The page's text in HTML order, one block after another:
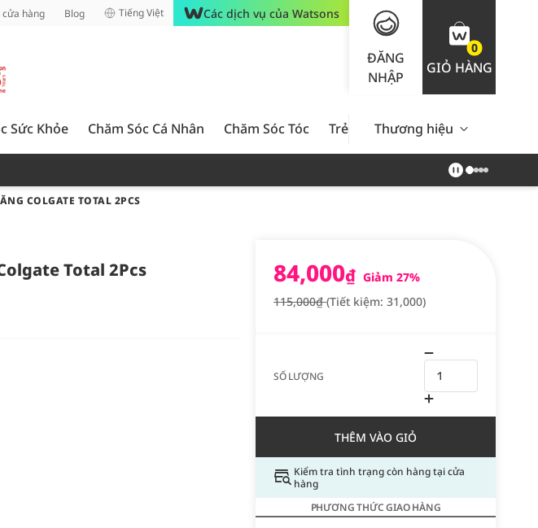
cửa hàng Blog Tiếng Việt Các dịch vụ của Watsons
ĐĂNG
NHẬP
0
GIỎ HÀNG
Sức Khỏe Chăm Sóc Cá Nhân Chăm Sóc Tóc Trẻ Em Nam Giới Chăm Sóc
Thương hiệu
COLGATE TOTAL 2PCS
Total 2Pcs
84,000₫ Giảm 27%
115,000₫(Tiết kiệm: 31,000)
SỐ LƯỢNG
THÊM VÀO GIỎ
Kiểm tra tình trạng còn hàng tại cửa
hàng
PHƯƠNG THỨC GIAO HÀNG